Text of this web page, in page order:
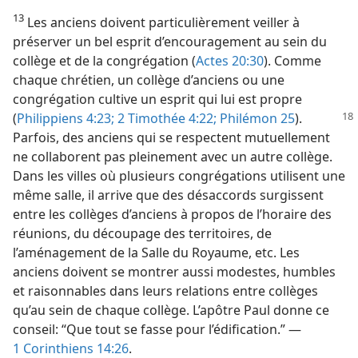
13 Les anciens doivent particulièrement veiller à
préserver un bel esprit d’encouragement au sein du
collège et de la congrégation (Actes 20:30). Comme
chaque chrétien, un collège d’anciens ou une
congrégation cultive un esprit qui lui est propre
(Philippiens 4:23; 2 Timothée 4:22; Philémon 25).
Parfois, des anciens qui se respectent mutuellement
ne collaborent pas pleinement avec un autre collège.
Dans les villes où plusieurs congrégations utilisent une
même salle, il arrive que des désaccords surgissent
entre les collèges d’anciens à propos de l’horaire des
réunions, du découpage des territoires, de
l’aménagement de la Salle du Royaume, etc. Les
anciens doivent se montrer aussi modestes, humbles
et raisonnables dans leurs relations entre collèges
qu’au sein de chaque collège. L’apôtre Paul donne ce
conseil: “Que tout se fasse pour l’édification.” —
1 Corinthiens 14:26.